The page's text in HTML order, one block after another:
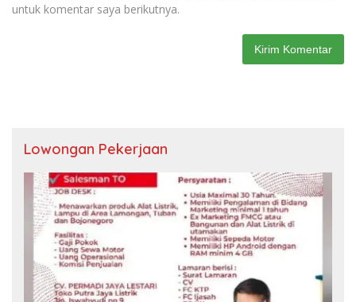
untuk komentar saya berikutnya.
Lowongan Pekerjaan